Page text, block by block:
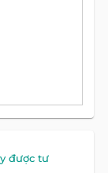
được tư